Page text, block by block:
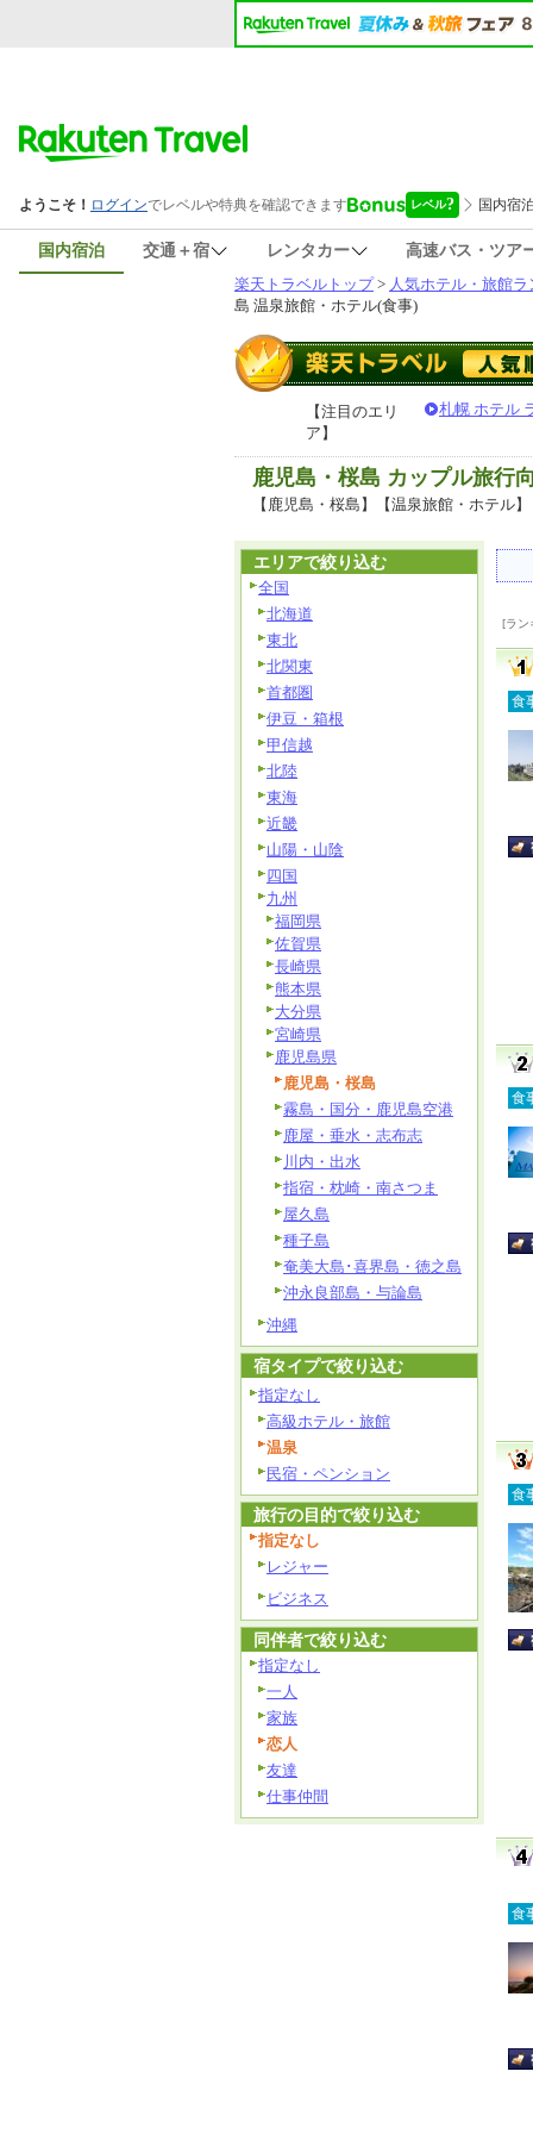
国内宿泊 交通＋宿 レンタカー
高速バス・ツア
楽天トラベルトップ> 人気ホテル・旅館ラ
島 温泉旅館・ホテル(食事)
【注目のエリ
ア】
札幌 ホテル
鹿児島・桜島 カップル旅行
【鹿児島・桜島】【温泉旅館・ホテル
[ラン
食
食
食
食
エリアで絞り込む
全国
北海道
東北
北関東
首都圏
伊豆・箱根
甲信越
北陸
東海
近畿
山陽・山陰
四国
九州
福岡県
佐賀県
長崎県
熊本県
大分県
宮崎県
鹿児島県
鹿児島・桜島
霧島・国分・鹿児島空港
鹿屋・垂水・志布志
川内・出水
指宿・枕崎・南さつま
屋久島
種子島
奄美大島･喜界島・徳之島
沖永良部島・与論島
沖縄
宿タイプで絞り込む
指定なし
高級ホテル・旅館
温泉
民宿・ペンション
旅行の目的で絞り込む
指定なし
レジャー
ビジネス
同伴者で絞り込む
指定なし
一人
家族
恋人
友達
仕事仲間